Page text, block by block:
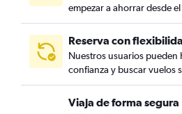
empezar a ahorrar desde
Reserva con
Nuestros usuarios pueden
confianza y buscar vuelos
Viaja de forma segura